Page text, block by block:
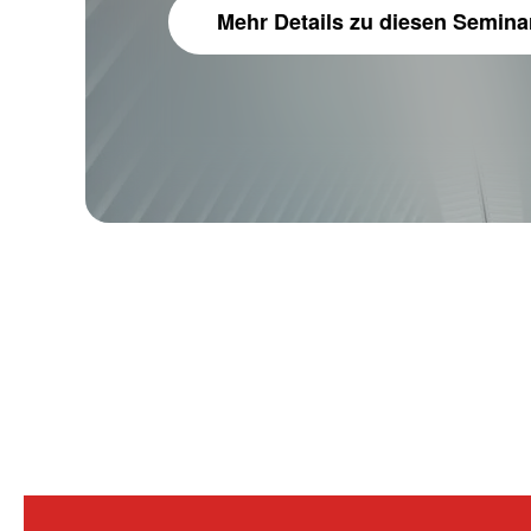
Mehr Detailszu diesen